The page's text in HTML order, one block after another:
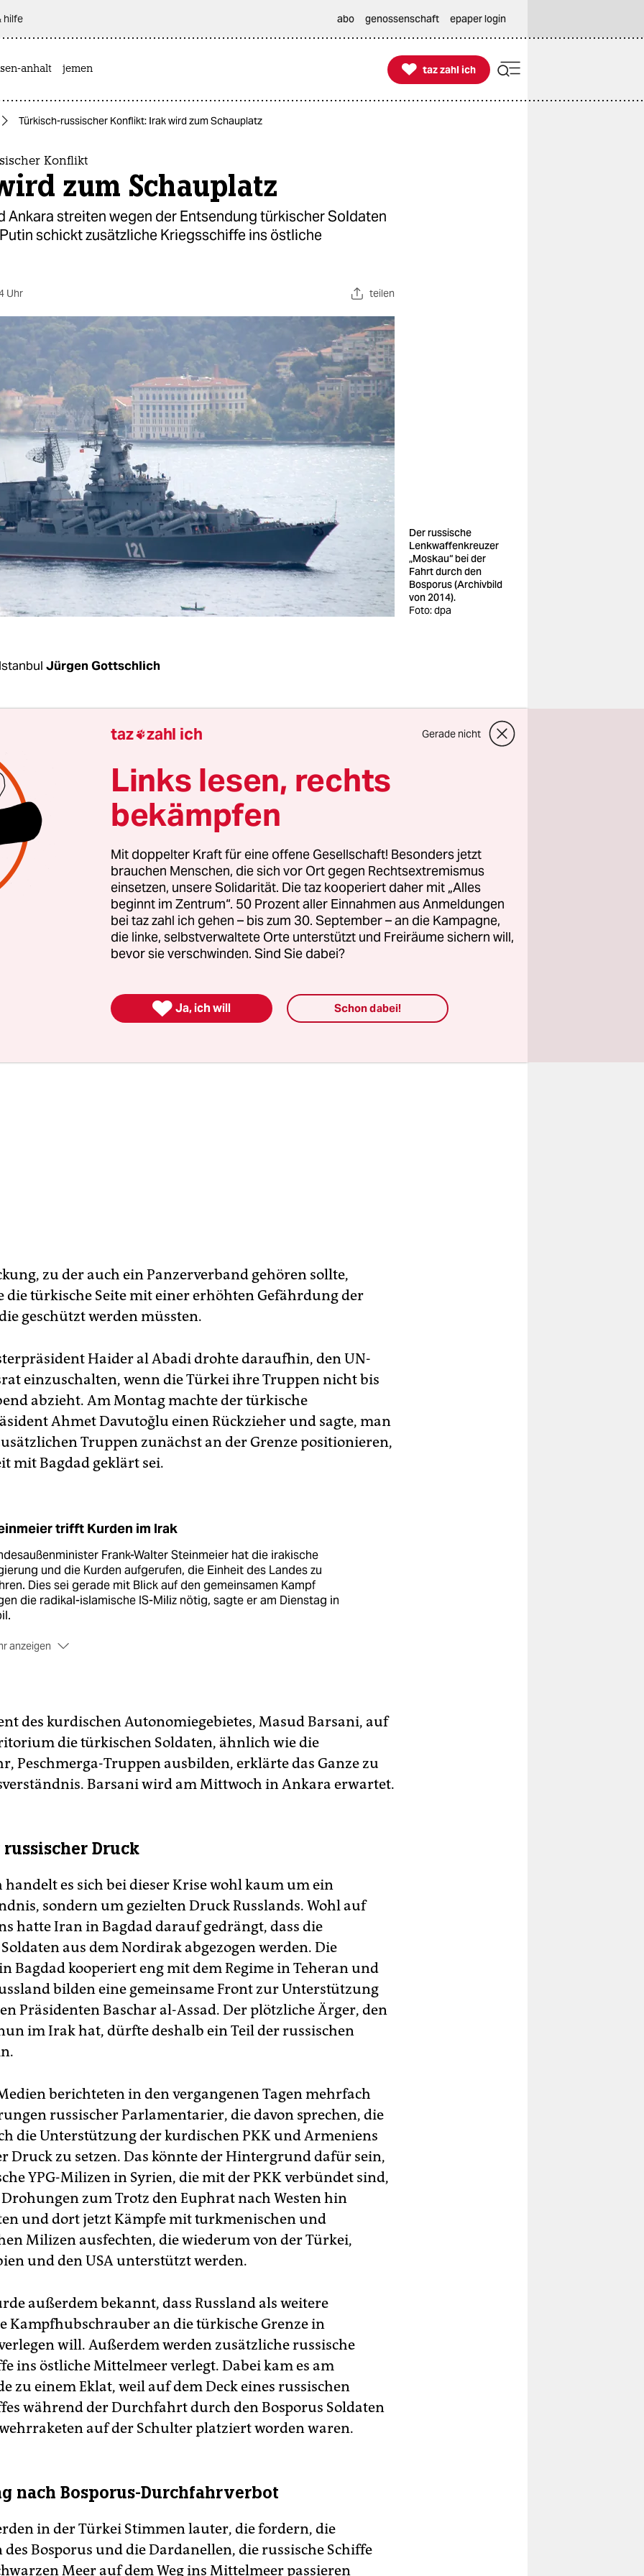
hilfe abo genossenschaft epaper login
anhalt jemen 
taz zahl ich
taz zahl ich
Türkisch-russischer Konflikt: Irak wird zum Schauplatz
Konflikt
zum Schauplatz
Ankara streiten wegen der Entsendung türkischer Soldaten
schickt zusätzliche Kriegsschiffe ins östliche
Uhr teilen
Der russische
Lenkwaffenkreuzer
„Moskau“ bei der
Fahrt durch den
Bosporus (Archivbild
von 2014).
Foto: dpa
Jürgen Gottschlich
auf die Türkei aus Ärger über den Abschuss eines
nimmt immer mehr zu. Bereits vor einigen
Präsident Wladimir Putin gedroht, sein Land werde es
der Türkei nicht bei ökonomischen Sanktionen belassen.
deutlicher, wie dies aussehen könnte.
Woche wurde die Türkei von der Regierung in Bagdad zu
ultimativ aufgefordert, türkische Truppen im
dort kurdische Perschmerga-Kämpfer gegen den
Staat“ (IS) für eine Rückeroberung der Stadt Mossul
sofort aus dem Irak abzuziehen. Anlass war nach
Angaben eine Truppenrotation, bei der alte durch frische
zu der auch ein Panzerverband gehören sollte,
die türkische Seite mit einer erhöhten Gefährdung der
geschützt werden müssten.
Haider al Abadi drohte daraufhin, den UN-
einzuschalten, wenn die Türkei ihre Truppen nicht bis
abzieht. Am Montag machte der türkische
Ahmet Davutoğlu einen Rückzieher und sagte, man
Truppen zunächst an der Grenze positionieren,
mit Bagdad geklärt sei.
trifft Kurden im Irak
Frank-Walter Steinmeier hat die irakische
und die Kurden aufgerufen, die Einheit des Landes zu
Dies sei gerade mit Blick auf den gemeinsamen Kampf
die radikal-islamische IS-Miliz nötig, sagte er am Dienstag in
anzeigen
der Kurden im Nordirak, Massud Barsani. Das
zwischen den Kurden und der Führung in Bagdad solle
unnötig verkompliziert werden.
setze darauf, dass die Verteilung der Öleinnahmen
geregelt werde, sagte Steinmeier. Dies sei der Kern
beitragen. (rtr)
des kurdischen Autonomiegebietes, Masud Barsani, auf
die türkischen Soldaten, ähnlich wie die
Peschmerga-Truppen ausbilden, erklärte das Ganze zu
Barsani wird am Mittwoch in Ankara erwartet.
Druck
handelt es sich bei dieser Krise wohl kaum um ein
sondern um gezielten Druck Russlands. Wohl auf
hatte Iran in Bagdad darauf gedrängt, dass die
aus dem Nordirak abgezogen werden. Die
Bagdad kooperiert eng mit dem Regime in Teheran und
bilden eine gemeinsame Front zur Unterstützung
Präsidenten Baschar al-Assad. Der plötzliche Ärger, den
im Irak hat, dürfte deshalb ein Teil der russischen
berichteten in den vergangenen Tagen mehrfach
russischer Parlamentarier, die davon sprechen, die
die Unterstützung der kurdischen PKK und Armeniens
Druck zu setzen. Das könnte der Hintergrund dafür sein,
YPG-Milizen in Syrien, die mit der PKK verbündet sind,
zum Trotz den Euphrat nach Westen hin
und dort jetzt Kämpfe mit turkmenischen und
Milizen ausfechten, die wiederum von der Türkei,
und den USA unterstützt werden.
außerdem bekannt, dass Russland als weitere
Kampfhubschrauber an die türkische Grenze in
will. Außerdem werden zusätzliche russische
ins östliche Mittelmeer verlegt. Dabei kam es am
zu einem Eklat, weil auf dem Deck eines russischen
während der Durchfahrt durch den Bosporus Soldaten
auf der Schulter platziert worden waren.
nach Bosporus-Durchfahrverbot
in der Türkei Stimmen lauter, die fordern, die
des Bosporus und die Dardanellen, die russische Schiffe
Meer auf dem Weg ins Mittelmeer passieren
taz zahl ich Gerade nicht
Links lesen, rechts
bekämpfen
Mit doppelter Kraft für eine offene Gesellschaft! Besonders jetzt
brauchen Menschen, die sich vor Ort gegen Rechtsextremismus
einsetzen, unsere Solidarität. Die taz kooperiert daher mit „Alles
beginnt im Zentrum“. 50 Prozent aller Einnahmen aus Anmeldungen
bei taz zahl ich gehen – bis zum 30. September – an die Kampagne,
die linke, selbstverwaltete Orte unterstützt und Freiräume sichern will,
bevor sie verschwinden. Sind Sie dabei?
 Ja, ich will Schon dabei!